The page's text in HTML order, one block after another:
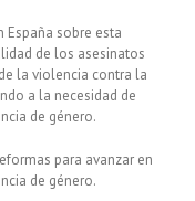
España sobre esta
de los asesinatos
la violencia contra la
a la necesidad de
de género.
para avanzar en
de género.